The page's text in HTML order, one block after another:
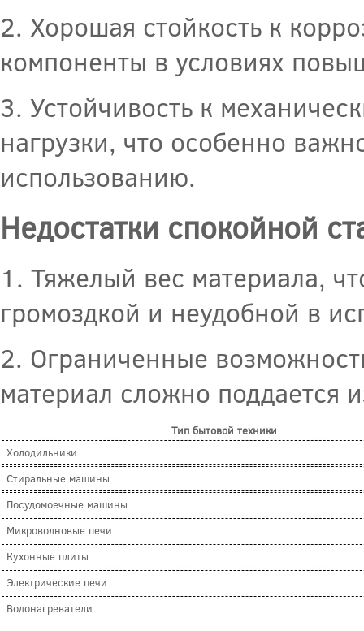
2. Хорошая стойкость к
компоненты в условиях
3. Устойчивость к
нагрузки, что особенно
использованию.
Недостатки спокойной
1. Тяжелый вес материала,
громоздкой и неудобной в
2. Ограниченные
материал сложно поддается
Тип бытовой техники
Холодильники
Стиральные машины
Посудомоечные машины
Микроволновые печи
Кухонные плиты
Электрические печи
Водонагреватели